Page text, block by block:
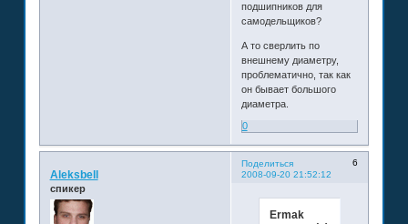
подшипников для
самодельщиков?
А то сверлить по
внешнему диаметру,
проблематично, так как
он бывает большого
диаметра.
0
Поделиться
6
2008-09-20 21:52:12
Aleksbell
спикер
Ermak